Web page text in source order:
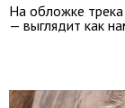
На обложке трека
— выглядит как